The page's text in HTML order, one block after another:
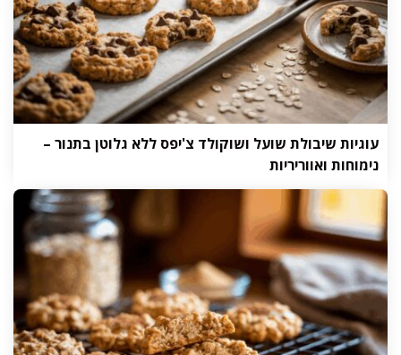
עוגיות שיבולת שועל ושוקולד צ'יפס ללא גלוטן בתנור –
נימוחות ואווריריות